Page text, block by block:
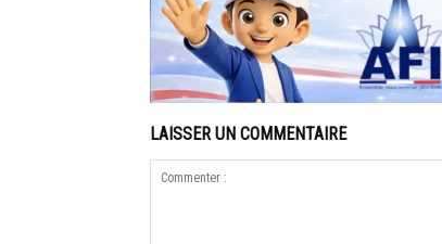
LAISSER UN COMMENTAIRE